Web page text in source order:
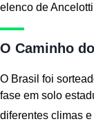
elenco de
O Caminho
O Brasil foi
fase em solo
diferentes climas